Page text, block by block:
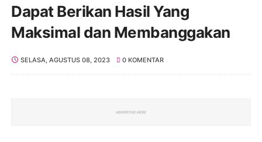
Dapat Berikan Hasil Yang
Maksimal dan Membanggakan
SELASA, AGUSTUS 08, 2023 0 KOMENTAR